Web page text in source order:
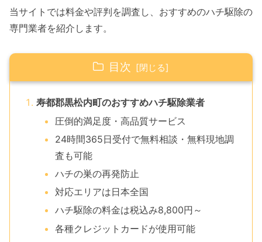
当サイトでは料金や評判を調査し、おすすめのハチ駆除の
専門業者を紹介します。
目次
寿都郡黒松内町のおすすめハチ駆除業者
圧倒的満足度・高品質サービス
24時間365日受付で無料相談・無料現地調
査も可能
ハチの巣の再発防止
対応エリアは日本全国
ハチ駆除の料金は税込み8,800円～
各種クレジットカードが使用可能